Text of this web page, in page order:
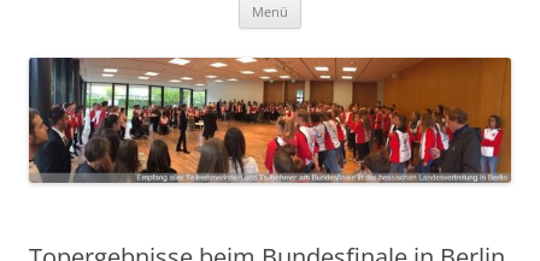
Menü